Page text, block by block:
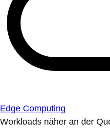
Edge Computing
Workloads näher an der